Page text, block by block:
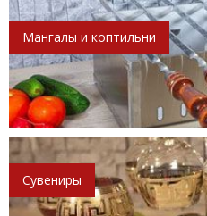
Мангалы и коптильни
Сувениры